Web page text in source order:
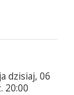
dzisiaj, 06
20:00